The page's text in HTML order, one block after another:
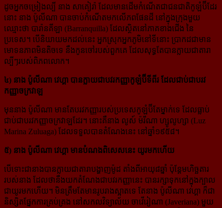
ដូចអ្នកចម្រៀងល្បី នាង សាគៀរ៉ា ដែលមានដើមកំណើតជាជនជាតិកូឡំប៊ីដែរ
នោះ នាង ប៉ូលីណា បាន​ចាប់កំណើតមកលើភពផែនដី នៅក្នុងក្រុងមួយ
ឈ្មោះថា បារ៉ានគីឡា (Barranquilla) ដែលស្ថិតនៅភាគ​ខាងជើង នៃ
ប្រទេស។ បើនិយាយមកដល់នេះ អ្នកស្រុកអ្នកភូមិនៅទីនោះ ប្រាកដជាមាន
មោទនភាពមិន​តិចទេ នឹងកូនចៅរបស់ពួកគេ ដែលសុទ្ធតែបានក្លាយជាតារា
ល្បីៗរបស់ពិភពលោក។
៤) នាង ប៉ូលីណា វេហ្គា បានក្លាយជាបវរកញ្ញាកូឡំប៊ីទីពីរ ដែលជាប់ជាបរវ
កញ្ញាចក្រវាឡ
មុននាង ប៉ូលីណា មានតែបរវកញ្ញារបស់ប្រទេសកូឡំប៊ីតែម្នាក់ទេ ដែលធ្លាប់
ជាប់ជាបរវកញ្ញាចក្រវាឡដែរ។ នោះគឺនាង លូស៍ ម៉រីណា ហ្សូលូហ្សា (Luz
Marina Zuluaga) ដែលទទួលបានតំណែងនេះ នៅឆ្នាំ១៩៥៨។
៥) នាង ប៉ូលីណា វេហ្គា មានបំណងពិសេសនេះ យូរមកហើយ
បើទោះជានាងបានក្លាយជាតារាបង្ហាញម៉ូដ តាំងពីអាយុ៨ឆ្នាំ ប៉ុន្តែមហិច្ឆតារ
របស់នាង ដែលថានឹងយក​តំណែងជាបវរកញ្ញានេះ បានរក្សាទុកនៅក្នុងក្បាល
ជាយូរមកហើយ។ មិនត្រឹមតែមានរូបរាងស្អាតទេ តែនាង ប៉ូលីណា វេហ្គា ក៏ជា
និស្សិតផ្នែកការគ្រប់គ្រង នៅសកលវិទ្យាល័យ ចាវើរៀណា (Javeriana) មួយ